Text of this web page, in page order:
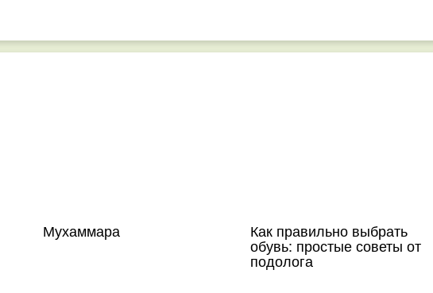
Мухаммара Как правильно выбрать
обувь: простые советы от
подолога